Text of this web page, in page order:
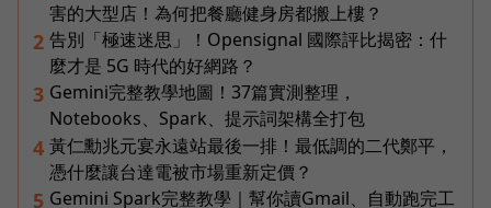
害的大型店！為何把餐廳健身房都搬上樓？
2 告別「極速迷思」！Opensignal 國際評比揭密：什
麼才是 5G 時代的好網路？
3 Gemini完整教學地圖！37篇實測整理，
Notebooks、Spark、提示詞架構全打包
4 黃仁勳兆元宴永遠站最後一排！最低調的二代鄭平，
憑什麼讓台達電被市場重新定價？
5 Gemini Spark完整教學｜幫你讀Gmail、自動跑完工